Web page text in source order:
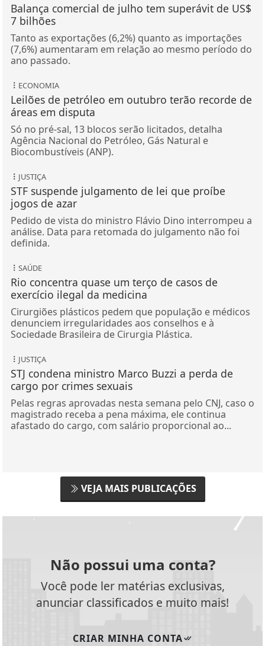
Balança comercial de julho tem superávit de US$
7 bilhões
Tanto as exportações (6,2%) quanto as importações
(7,6%) aumentaram em relação ao mesmo período do
ano passado.
ECONOMIA
Leilões de petróleo em outubro terão recorde de
áreas em disputa
Só no pré-sal, 13 blocos serão licitados, detalha
Agência Nacional do Petróleo, Gás Natural e
Biocombustíveis (ANP).
JUSTIÇA
STF suspende julgamento de lei que proíbe
jogos de azar
Pedido de vista do ministro Flávio Dino interrompeu a
análise. Data para retomada do julgamento não foi
definida.
SAÚDE
Rio concentra quase um terço de casos de
exercício ilegal da medicina
Cirurgiões plásticos pedem que população e médicos
denunciem irregularidades aos conselhos e à
Sociedade Brasileira de Cirurgia Plástica.
JUSTIÇA
STJ condena ministro Marco Buzzi a perda de
cargo por crimes sexuais
Pelas regras aprovadas nesta semana pelo CNJ, caso o
magistrado receba a pena máxima, ele continua
afastado do cargo, com salário proporcional ao...
VEJA MAIS PUBLICAÇÕES
Não possui uma conta?
Você pode ler matérias exclusivas,
anunciar classificados e muito mais!
CRIAR MINHA CONTA